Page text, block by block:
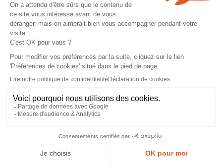
Qui sommes-nous ?
Contactez-nous
VPN Autos Pro - Notre site de
voitures d'occasion pour
professionnels & marchands
Plan du site
Mentions légales
Rejoindre le réseau VPN Autos
Blog
Me connecter
Suivez-nous
© 2026 VPN Autos — Mentions légaleset